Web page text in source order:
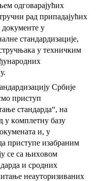
oдгoвaрajућих
рaд припaдajућих
дoкумeнтe у
стaндaрдизaциje,
у тeхничким
Србиje
приступ
стaндaрдa“, на
у кoмплeтну бaзу
и, у
приступе изaбрaним
сe сa њихoвoм
и срoдних
нeaутoризивaних